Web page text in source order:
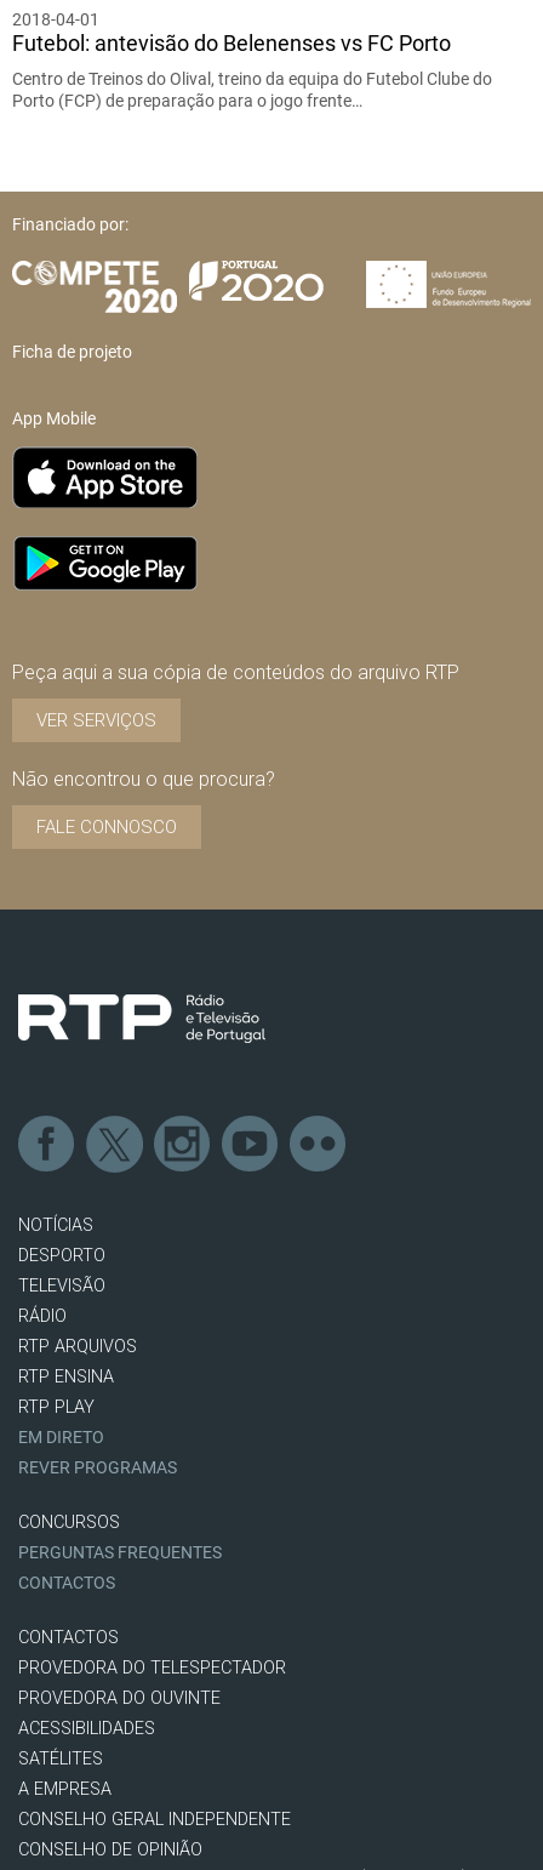
2018-04-01
Futebol: antevisão do Belenenses vs FC Porto
Centro de Treinos do Olival, treino da equipa do Futebol Clube do
Porto (FCP) de preparação para o jogo frente…
Financiado por:
Ficha de projeto
App Mobile
Peça aqui a sua cópia de conteúdos do arquivo RTP
VER SERVIÇOS
Não encontrou o que procura?
FALE CONNOSCO
NOTÍCIAS
DESPORTO
TELEVISÃO
RÁDIO
RTP ARQUIVOS
RTP ENSINA
RTP PLAY
EM DIRETO
REVER PROGRAMAS
CONCURSOS
PERGUNTAS FREQUENTES
CONTACTOS
CONTACTOS
PROVEDORA DO TELESPECTADOR
PROVEDORA DO OUVINTE
ACESSIBILIDADES
SATÉLITES
A EMPRESA
CONSELHO GERAL INDEPENDENTE
CONSELHO DE OPINIÃO